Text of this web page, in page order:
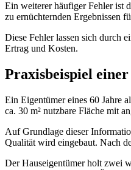
Ein weiterer häufiger Fehler ist
zu ernüchternden Ergebnissen
Diese Fehler lassen sich durch
Ertrag und Kosten.
Praxisbeispiel
Ein Eigentümer eines 60 Jahre
ca. 30 m² nutzbare Fläche mit
Auf Grundlage dieser
Qualität wird eingebaut. Nach
Der Hauseigentümer holt zwei